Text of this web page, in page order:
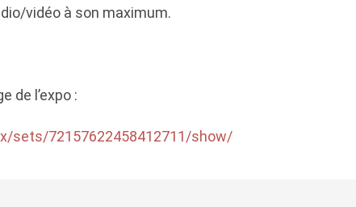
vidéo à son maximum.
de l’expo :
sets/72157622458412711/show/